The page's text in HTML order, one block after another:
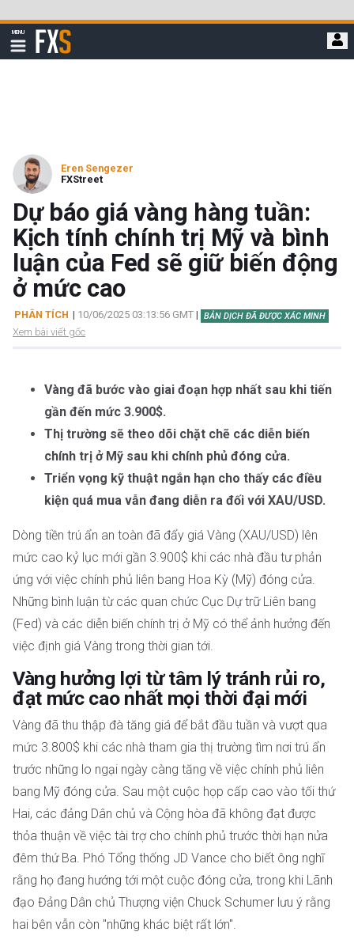
qua
đi
MENU
Hiển
thị
FXStreet
Eren Sengezer
FXStreet
Dự báo giá vàng hàng tuần:
Kịch tính chính trị Mỹ và bình
luận của Fed sẽ giữ biến động
ở mức cao
PHÂN TÍCH | 10/06/2025 03:13:56 GMT | BẢN DỊCH ĐÃ ĐƯỢC XÁC MINH
Xem bài viết gốc
Vàng đã bước vào giai đoạn hợp nhất sau khi tiến
gần đến mức 3.900$.
Thị trường sẽ theo dõi chặt chẽ các diễn biến
chính trị ở Mỹ sau khi chính phủ đóng cửa.
Triển vọng kỹ thuật ngắn hạn cho thấy các điều
kiện quá mua vẫn đang diễn ra đối với XAU/USD.
Dòng tiền trú ẩn an toàn đã đẩy giá Vàng (XAU/USD) lên
mức cao kỷ lục mới gần 3.900$ khi các nhà đầu tư phản
ứng với việc chính phủ liên bang Hoa Kỳ (Mỹ) đóng cửa.
Những bình luận từ các quan chức Cục Dự trữ Liên bang
(Fed) và các diễn biến chính trị ở Mỹ có thể ảnh hưởng đến
việc định giá Vàng trong thời gian tới.
Vàng hưởng lợi từ tâm lý tránh rủi ro,
đạt mức cao nhất mọi thời đại mới
Vàng đã thu thập đà tăng giá để bắt đầu tuần và vượt qua
mức 3.800$ khi các nhà tham gia thị trường tìm nơi trú ẩn
trước những lo ngại ngày càng tăng về việc chính phủ liên
bang Mỹ đóng cửa. Sau một cuộc họp cấp cao vào tối thứ
Hai, các đảng Dân chủ và Cộng hòa đã không đạt được
thỏa thuận về việc tài trợ cho chính phủ trước thời hạn nửa
đêm thứ Ba. Phó Tổng thống JD Vance cho biết ông nghĩ
rằng họ đang hướng tới một cuộc đóng cửa, trong khi Lãnh
đạo Đảng Dân chủ Thượng viện Chuck Schumer lưu ý rằng
hai bên vẫn còn "những khác biệt rất lớn".